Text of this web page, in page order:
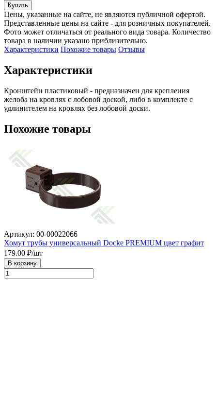
Купить
Цены, указанные на сайте, не являются публичной офертой.
Представленные цены на сайте - для розничных покупателей.
Фото может отличаться от реального вида товара. Количество
товара в наличии указано приблизительно.
Характеристики Похожие товары Отзывы
Характеристики
Кронштейн пластиковый - предназначен для крепления
желоба на кровлях с лобовой доской, либо в комплекте с
удлинителем на кровлях без лобовой доски.
Похожие товары
Артикул: 00-00022066
Хомут трубы универсальный Docke PREMIUM цвет графит
179.00 ₽/шт
В корзину